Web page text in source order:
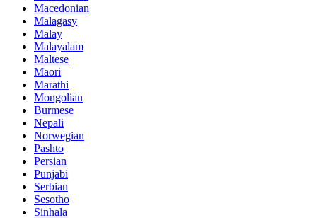
Macedonian
Malagasy
Malay
Malayalam
Maltese
Maori
Marathi
Mongolian
Burmese
Nepali
Norwegian
Pashto
Persian
Punjabi
Serbian
Sesotho
Sinhala